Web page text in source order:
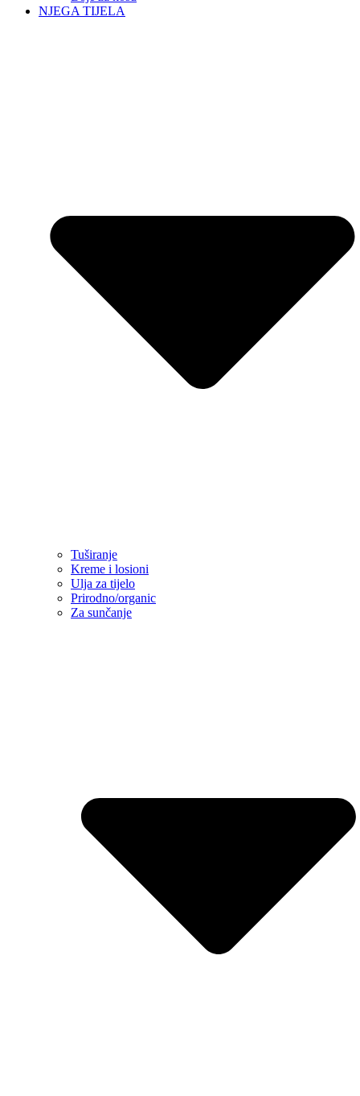
NJEGA TIJELA
Tuširanje
Kreme i losioni
Ulja za tijelo
Prirodno/organic
Za sunčanje